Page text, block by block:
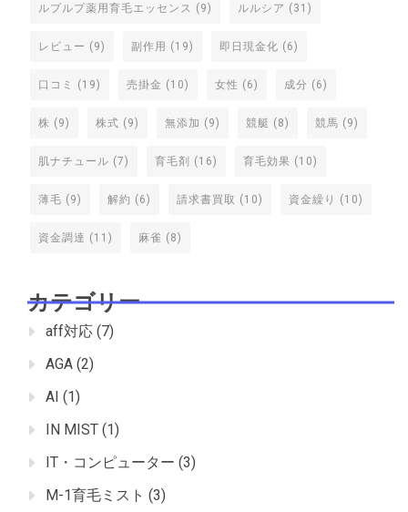
ルプルプ薬用育毛エッセンス (9) ルルシア (31)
レビュー (9) 副作用 (19) 即日現金化 (6)
口コミ (19) 売掛金 (10) 女性 (6) 成分 (6)
株 (9) 株式 (9) 無添加 (9) 競艇 (8) 競馬 (9)
肌ナチュール (7) 育毛剤 (16) 育毛効果 (10)
薄毛 (9) 解約 (6) 請求書買取 (10) 資金繰り (10)
資金調達 (11) 麻雀 (8)
カテゴリー
aff対応 (7)
AGA (2)
AI (1)
IN MIST (1)
IT・コンピューター (3)
M-1育毛ミスト (3)